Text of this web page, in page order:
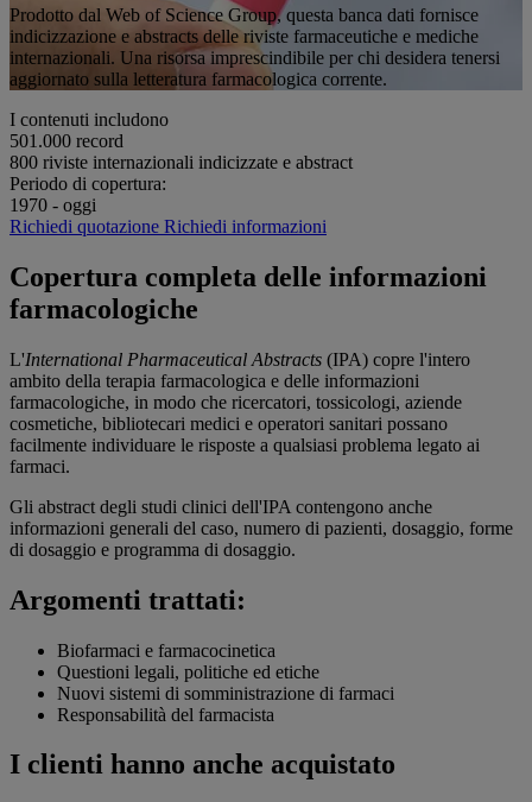
Prodotto dal Web of Science Group, questa banca dati fornisce
indicizzazione e abstracts delle riviste farmaceutiche e mediche
internazionali. Una risorsa imprescindibile per chi desidera tenersi
aggiornato sulla letteratura farmacologica corrente.
I contenuti includono
501.000 record
800 riviste internazionali indicizzate e abstract
Periodo di copertura:
1970 - oggi
Richiedi quotazione Richiedi informazioni
Copertura completa delle informazioni
farmacologiche
L'International Pharmaceutical Abstracts (IPA) copre l'intero
ambito della terapia farmacologica e delle informazioni
farmacologiche, in modo che ricercatori, tossicologi, aziende
cosmetiche, bibliotecari medici e operatori sanitari possano
facilmente individuare le risposte a qualsiasi problema legato ai
farmaci.
Gli abstract degli studi clinici dell'IPA contengono anche
informazioni generali del caso, numero di pazienti, dosaggio, forme
di dosaggio e programma di dosaggio.
Argomenti trattati:
Biofarmaci e farmacocinetica
Questioni legali, politiche ed etiche
Nuovi sistemi di somministrazione di farmaci
Responsabilità del farmacista
I clienti hanno anche acquistato